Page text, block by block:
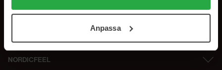
användningen av cookies. Du kan när som helst återkalla
samt vår Integritetspolicy.Anpassa
NORDICFEEL